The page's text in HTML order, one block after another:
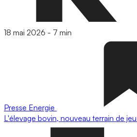
18 mai 2026 - 7 min
Presse Energie
L'élevage bovin, nouveau terrain de